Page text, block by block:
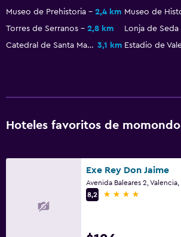
Bar/lounge
Minibar
Microondas
Mesa de comedor
Servicios y facilidades
Servicio de despertador
Cambio de divisas
Instalaciones para reuniones
Museo de Prehistoria
2,4 km
Torres de Serranos
2,8 km Lonja de Seda
Catedral de Santa María de Valencia 3,1 km Estadio de
Hoteles favoritos de
Exe Rey Don Jaime
8,2
4 estrellas